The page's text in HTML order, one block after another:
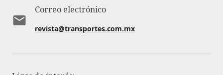
Correo electrónico
revista@transportes.com.mx